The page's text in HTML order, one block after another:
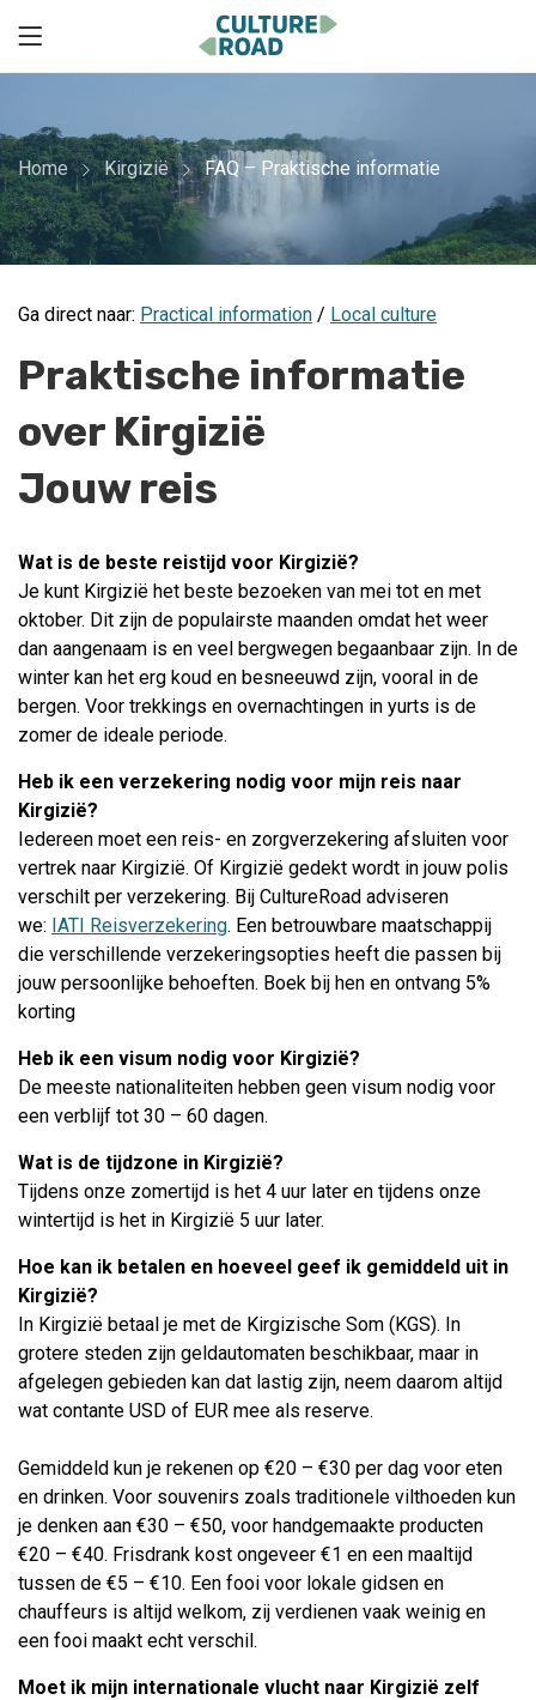
Home Kirgizië FAQ – Praktische informatie
Ga direct naar: Practical information / Local culture
Praktische informatie
over Kirgizië
Jouw reis
Wat is de beste reistijd voor Kirgizië?
Je kunt Kirgizië het beste bezoeken van mei tot en met
oktober. Dit zijn de populairste maanden omdat het weer
dan aangenaam is en veel bergwegen begaanbaar zijn. In de
winter kan het erg koud en besneeuwd zijn, vooral in de
bergen. Voor trekkings en overnachtingen in yurts is de
zomer de ideale periode.
Heb ik een verzekering nodig voor mijn reis naar
Kirgizië?
Iedereen moet een reis- en zorgverzekering afsluiten voor
vertrek naar Kirgizië. Of Kirgizië gedekt wordt in jouw polis
verschilt per verzekering. Bij CultureRoad adviseren
we: IATI Reisverzekering. Een betrouwbare maatschappij
die verschillende verzekeringsopties heeft die passen bij
jouw persoonlijke behoeften. Boek bij hen en ontvang 5%
korting
Heb ik een visum nodig voor Kirgizië?
De meeste nationaliteiten hebben geen visum nodig voor
een verblijf tot 30 – 60 dagen.
Wat is de tijdzone in Kirgizië?
Tijdens onze zomertijd is het 4 uur later en tijdens onze
wintertijd is het in Kirgizië 5 uur later.
Hoe kan ik betalen en hoeveel geef ik gemiddeld uit in
Kirgizië?
In Kirgizië betaal je met de Kirgizische Som (KGS). In
grotere steden zijn geldautomaten beschikbaar, maar in
afgelegen gebieden kan dat lastig zijn, neem daarom altijd
wat contante USD of EUR mee als reserve.
Gemiddeld kun je rekenen op €20 – €30 per dag voor eten
en drinken. Voor souvenirs zoals traditionele vilthoeden kun
je denken aan €30 – €50, voor handgemaakte producten
€20 – €40. Frisdrank kost ongeveer €1 en een maaltijd
tussen de €5 – €10. Een fooi voor lokale gidsen en
chauffeurs is altijd welkom, zij verdienen vaak weinig en
een fooi maakt echt verschil.
Moet ik mijn internationale vlucht naar Kirgizië zelf